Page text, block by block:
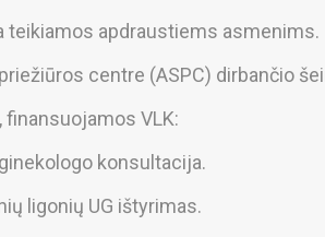
teikiamos apdraustiems asmenims.
centre (ASPC) dirbančio
finansuojamos VLK:
konsultacija.
ligonių UG ištyrimas.